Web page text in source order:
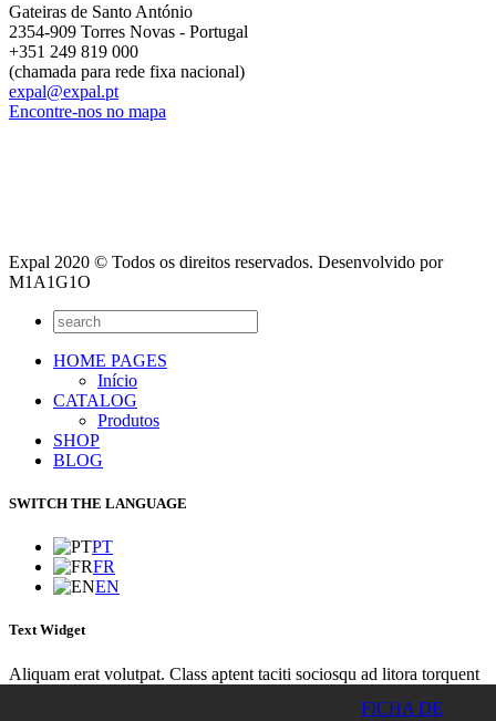
Gateiras de Santo António
2354-909 Torres Novas - Portugal
+351 249 819 000
(chamada para rede fixa nacional)
expal@expal.pt
Encontre-nos no mapa
Expal 2020 © Todos os direitos reservados. Desenvolvido por
M1A1G1O
FICHA DE
HOME PAGES
Início
CATALOG
Produtos
SHOP
BLOG
SWITCH THE LANGUAGE
PT
FR
EN
Text Widget
Aliquam erat volutpat. Class aptent taciti sociosqu ad litora torquent
turpis. Nunc euismod lacus sit amet purus euismod placerat? Integer